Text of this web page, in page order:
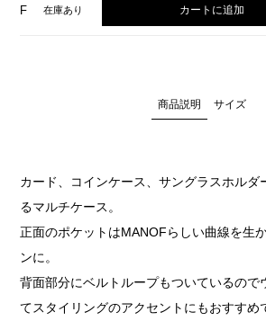
F 在庫あり カートに追加
商品説明 サイズ
カード、コインケース、サングラスホルダ
るマルチケース。
正面のポケットはMANOFらしい曲線を生
ンに。
背面部分にベルトループもついているので
てスタイリングのアクセントにもおすすめ